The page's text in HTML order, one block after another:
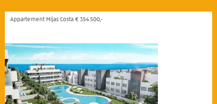
Appartement Mijas Costa € 354.500,-